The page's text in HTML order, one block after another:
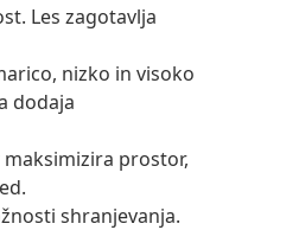
Les zagotavlja
nizko in visoko
dodaja
prostor,
shranjevanja.